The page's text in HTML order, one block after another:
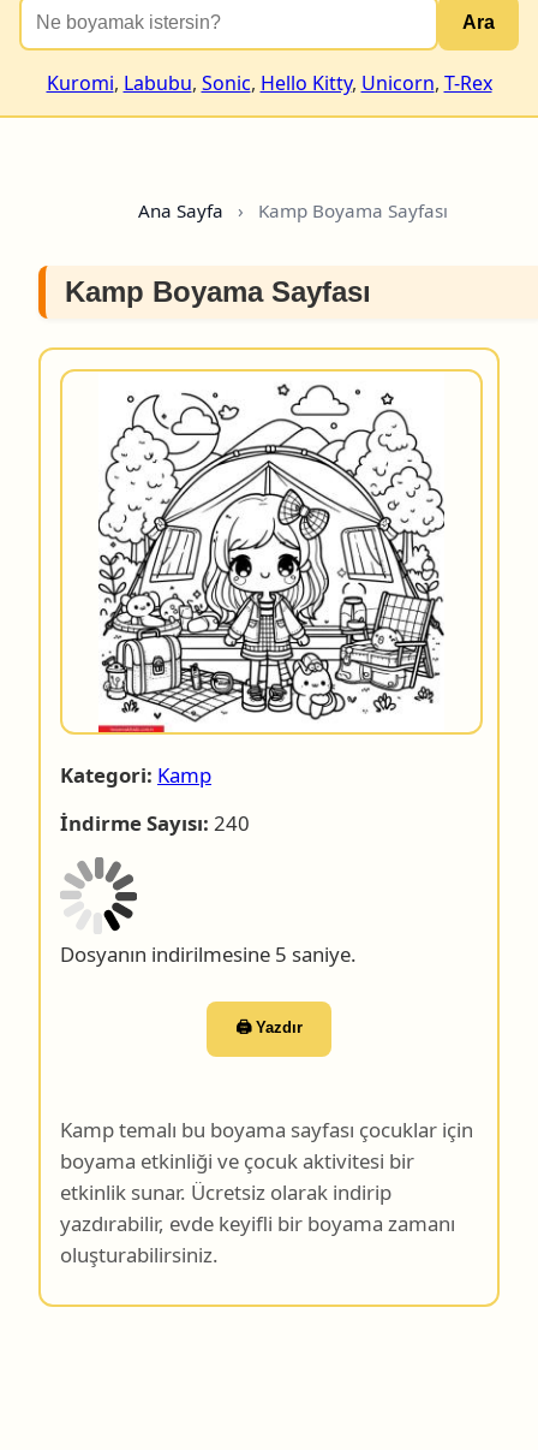
Ara
Kuromi, Labubu, Sonic, Hello Kitty, Unicorn, T-Rex
Ana Sayfa › Kamp Boyama Sayfası
Kamp Boyama Sayfası
Kategori: Kamp
İndirme Sayısı: 240
Dosyanın indirilmesine 4 saniye.
etkinlik sunar. Ücretsiz olarak indirip
yazdırabilir, evde keyifli bir boyama zamanı
oluşturabilirsiniz.